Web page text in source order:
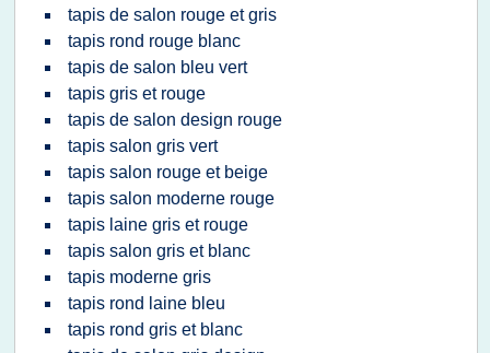
tapis de salon rouge et gris
tapis rond rouge blanc
tapis de salon bleu vert
tapis gris et rouge
tapis de salon design rouge
tapis salon gris vert
tapis salon rouge et beige
tapis salon moderne rouge
tapis laine gris et rouge
tapis salon gris et blanc
tapis moderne gris
tapis rond laine bleu
tapis rond gris et blanc